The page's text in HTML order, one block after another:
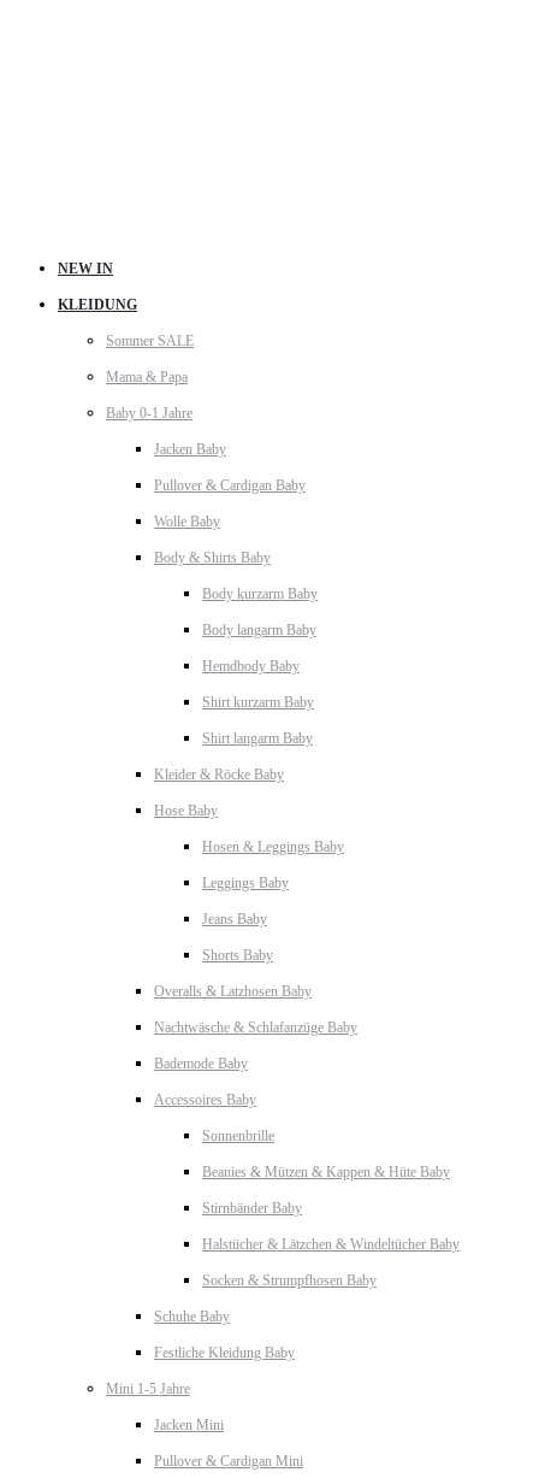
NEW IN
KLEIDUNG
Sommer SALE
Mama & Papa
Baby 0-1 Jahre
Jacken Baby
Pullover & Cardigan Baby
Wolle Baby
Body & Shirts Baby
Body kurzarm Baby
Body langarm Baby
Hemdbody Baby
Shirt kurzarm Baby
Shirt langarm Baby
Kleider & Röcke Baby
Hose Baby
Hosen & Leggings Baby
Leggings Baby
Jeans Baby
Shorts Baby
Overalls & Latzhosen Baby
Nachtwäsche & Schlafanzüge Baby
Bademode Baby
Accessoires Baby
Sonnenbrille
Beanies & Mützen & Kappen & Hüte Baby
Stirnbänder Baby
Halstücher & Lätzchen & Windeltücher Baby
Socken & Strumpfhosen Baby
Schuhe Baby
Festliche Kleidung Baby
Mini 1-5 Jahre
Jacken Mini
Pullover & Cardigan Mini